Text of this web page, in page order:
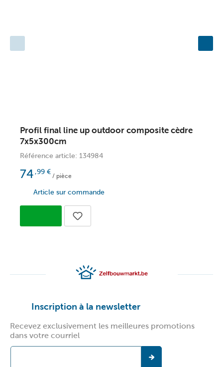
Profil final line up outdoor composite cèdre
7x5x300cm
Référence article: 134984
74 ,99€
/ pièce
Article sur commande
Inscription à la newsletter
Recevez exclusivement les meilleures promotions
dans votre courriel